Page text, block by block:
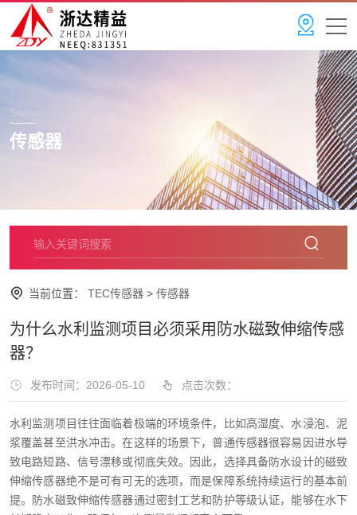
Sensor
传感器
当前位置： TEC传感器 > 传感器
为什么水利监测项目必须采用防水磁致伸缩传感
器？
发布时间：2026-05-10 点击次数：
水利监测项目往往面临着极端的环境条件，比如高湿度、水浸泡、泥
浆覆盖甚至洪水冲击。在这样的场景下，普通传感器很容易因进水导
致电路短路、信号漂移或彻底失效。因此，选择具备防水设计的磁致
伸缩传感器绝不是可有可无的选项，而是保障系统持续运行的基本前
提。防水磁致伸缩传感器通过密封工艺和防护等级认证，能够在水下